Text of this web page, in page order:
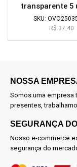
transparente 5
SKU:
R$ 37,40
NOSSA
Somos uma empresa
presentes,
SEGURANÇA
Nosso e-commerce
segurança do